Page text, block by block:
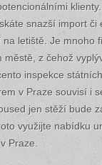
snazší import či
letiště. Je mnoho
městě, z čehož
inspekce
v Praze souvisí i
jen stěží bude
využijte nabídku
v Praze.